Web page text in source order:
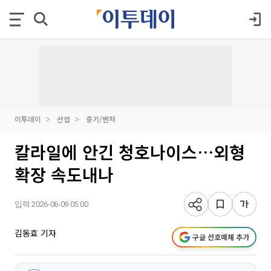
이투데이 산업 중기/벤처
칼라일에 안긴 청호나이스…외형
확장 속도내나
입력 2026-06-09 05:00
김동효 기자 구글 선호매체 추가